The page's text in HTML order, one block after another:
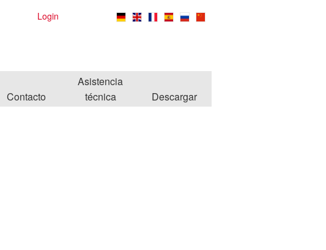
Login
Contacto
Asistencia
técnica
Descargar